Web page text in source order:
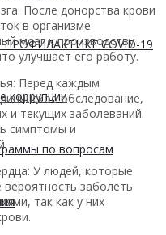
COVID-19
коррупции
по вопросам
После донорства крови
в организме
мозг к производству
улучшает его работу.
Перед каждым
обследование,
и текущих заболеваний.
симптомы и
У людей, которые
заболеть
так как у них